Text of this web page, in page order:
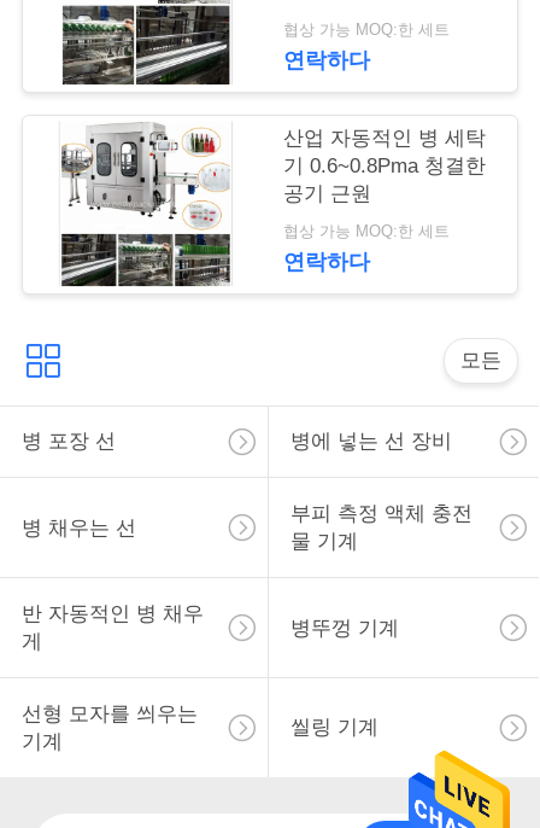
연
스
인
용
을
요
청
하
십
시
협상 가능 MOQ:한 세트
연락하다
산업 자동적인 병 세탁
기 0.6~0.8Pma 청결한
공기 근원
협상 가능 MOQ:한 세트
연락하다
모든
병 포장 선 병에 넣는 선 장비
병 채우는 선
부피 측정 액체 충전
물 기계
반 자동적인 병 채우
게
병뚜껑 기계
선형 모자를 씌우는
기계
씰링 기계